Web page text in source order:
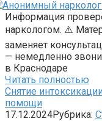
Информация
наркологом. ⚠️
заменяет
— немедленно
в Краснодаре
Читать полностью
Снятие
помощи
17.12.2024Рубрика: